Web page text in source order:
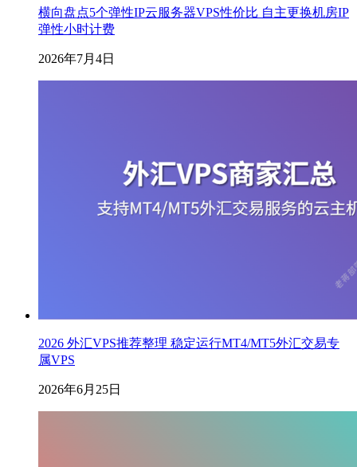
横向盘点5个弹性IP云服务器VPS性价比 自主更换机房IP
弹性小时计费
2026年7月4日
2026 外汇VPS推荐整理 稳定运行MT4/MT5外汇交易专
属VPS
2026年6月25日